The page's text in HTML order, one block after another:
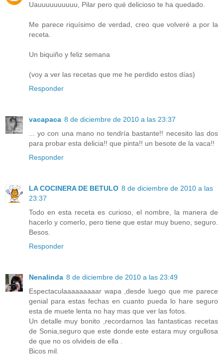
Uauuuuuuuuuu, Pilar pero qué delicioso te ha quedado.
Me parece riquísimo de verdad, creo que volveré a por la
receta.
Un biquiño y feliz semana
(voy a ver las recetas que me he perdido estos días)
Responder
vacapaca 8 de diciembre de 2010 a las 23:37
... yo con una mano no tendría bastante!! necesito las dos
para probar esta delicia!! que pinta!! un besote de la vaca!!
Responder
LA COCINERA DE BETULO 8 de diciembre de 2010 a las
23:37
Todo en esta receta es curioso, el nombre, la manera de
hacerlo y comerlo, pero tiene que estar muy bueno, seguro.
Besos.
Responder
Nenalinda 8 de diciembre de 2010 a las 23:49
Espectaculaaaaaaaaar wapa ,desde luego que me parece
genial para estas fechas en cuanto pueda lo hare seguro
esta de muete lenta no hay mas que ver las fotos.
Un detalle muy bonito ,recordarnos las fantasticas recetas
de Sonia,seguro que este donde este estara muy orgullosa
de que no os olvideis de ella .
Bicos mil.